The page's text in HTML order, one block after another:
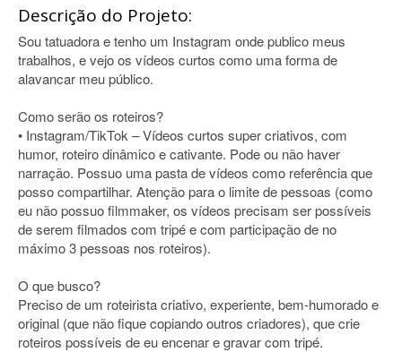
Descrição do Projeto:
Sou tatuadora e tenho um Instagram onde publico meus
trabalhos, e vejo os vídeos curtos como uma forma de
alavancar meu público.
Como serão os roteiros?
• Instagram/TikTok – Vídeos curtos super criativos, com
humor, roteiro dinâmico e cativante. Pode ou não haver
narração. Possuo uma pasta de vídeos como referência que
posso compartilhar. Atenção para o limite de pessoas (como
eu não possuo filmmaker, os vídeos precisam ser possíveis
de serem filmados com tripé e com participação de no
máximo 3 pessoas nos roteiros).
O que busco?
Preciso de um roteirista criativo, experiente, bem-humorado e
original (que não fique copiando outros criadores), que crie
roteiros possíveis de eu encenar e gravar com tripé.